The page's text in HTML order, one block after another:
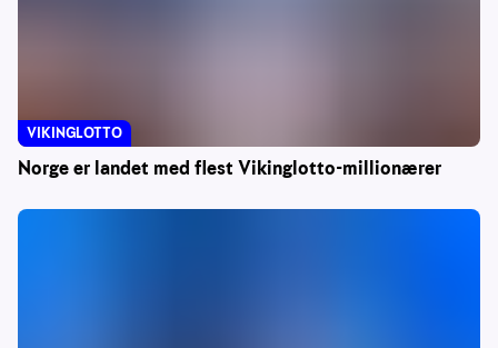
Norge er landet med flest Vikinglotto-millionærer
VIKINGLOTTO